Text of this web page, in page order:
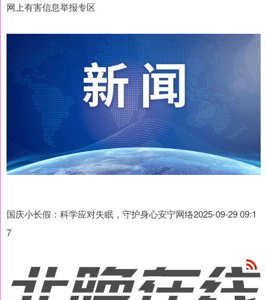
网上有害信息举报专区
国庆小长假：科学应对失眠，守护身心安宁网络2025-09-29 09:1
7